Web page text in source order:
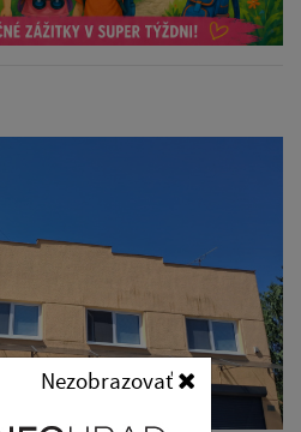
Nezobrazovať